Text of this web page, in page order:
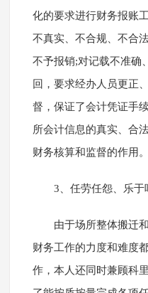
化的要求进行财务报账
不真实、不合规、不合
不予报销;对记载不准确
回，要求经办人员更正
督，保证了会计凭证手
所会计信息的真实、合
财务核算和监督的作用。
3、任劳任怨、乐于
由于场所整体搬迁
财务工作的力度和难度
作，本人还同时兼顾科